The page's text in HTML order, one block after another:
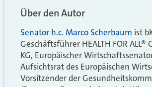
Über den Autor
Senator h.c. Marco Scherbaum ist
Geschäftsführer HEALTH FOR ALL®
KG, Europäischer
Aufsichtsrat des Europäischen
Vorsitzender der